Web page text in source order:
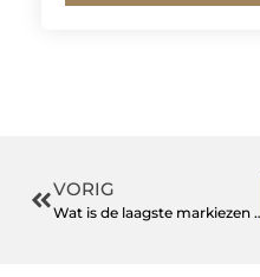
VORIG
Wat is de